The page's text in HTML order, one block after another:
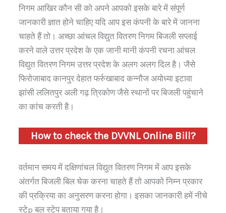
निगम आखिर कौन सी को अपने आपको इसके बारे में संपूर्ण
जानकारी ज्ञात होने चाहिए यदि आप इस कंपनी के बारे में जानना
चाहते हैं तो। अच्छा आंचल विद्युत वितरण निगम बिजली सप्लाई
करने वाले उत्तर प्रदेश के एक जानी मानी कंपनी रचना आंचल
विद्युत वितरण निगम उत्तर प्रदेश के अलग अलग दिल है। जैसे
फिरोजाबाद कानपुर देहात फर्रुखाबाद कन्नौज अयोध्या इटावा
झांसी ललितपुर अली गढ़ त्रिकोण जैसे स्थानों पर बिजली पहुंचाने
का कांच करती है।
How to check the DVVNL Online Bill?
वर्तमान समय में दक्षिणांचल विद्युत वितरण निगम में आप इसके
अंतर्गत बिजली बिल चेक करना चाहते हैं तो आपको निम्न प्रकार
की प्रक्रिया का अनुसरण करना होगा। इसका जानकारी हमें नीचे
स्टेp बल स्टेप बताया गया है।